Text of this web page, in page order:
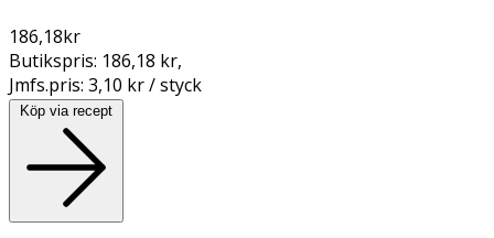
186,18kr
Butikspris: 186,18 kr,
Jmfs.pris: 3,10 kr / styck
Köp via recept